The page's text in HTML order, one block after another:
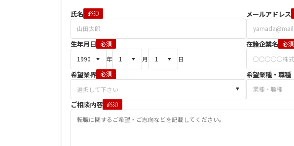
氏名 必須 メールアドレス
生年月日 必須
年
月 日
在籍企業名 必須
希望業界 必須 希望業種・職種
ご相談内容 必須